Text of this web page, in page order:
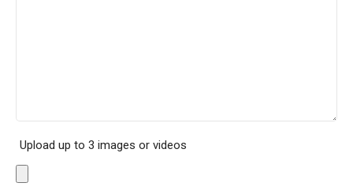
Upload up to 3 images or videos